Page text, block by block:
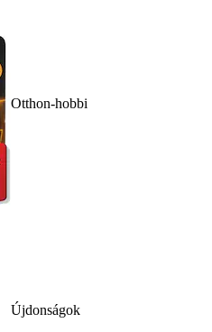
Otthon-hobbi
Újdonságok